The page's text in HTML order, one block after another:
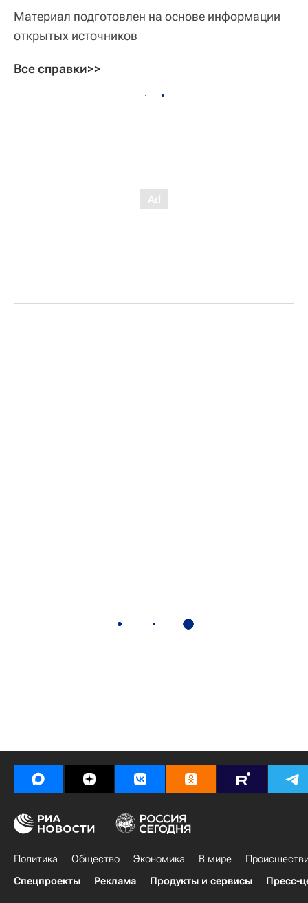
Материал подготовлен на основе информации
открытых источников
Все справки>>
Политика Общество Экономика В мире
Спецпроекты
Реклама Продукты и сервисы Пресс-